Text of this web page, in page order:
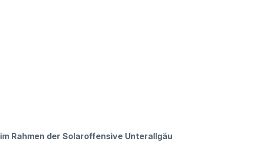
Rahmen der Solaroffensive Unterallgäu